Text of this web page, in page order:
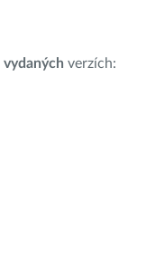
vydaných verzích: